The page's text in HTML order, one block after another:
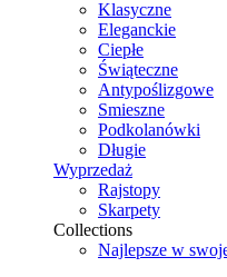
Klasyczne
Eleganckie
Ciepłe
Świąteczne
Antypoślizgowe
Smieszne
Podkolanówki
Długie
Wyprzedaż
Rajstopy
Skarpety
Collections
Najlepsze w